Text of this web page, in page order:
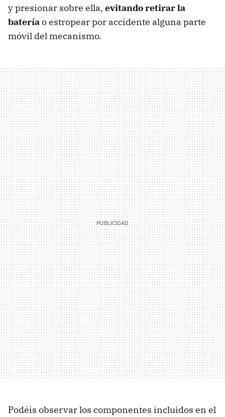
y presionar sobre ella, evitando retirar la
bateríao estropear por accidente alguna parte
móvil del mecanismo.
Podéis observar los componentes incluidos en el